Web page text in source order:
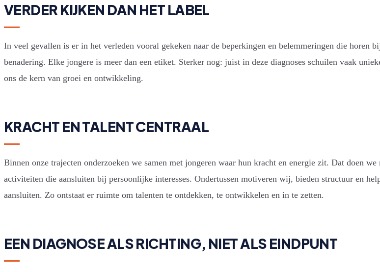
VERDER KIJKEN DAN HET LABEL
In veel gevallen is er in het verleden vooral gekeken naar de beperkingen en belemmeringen die horen
benadering. Elke jongere is meer dan een etiket. Sterker nog: juist in deze diagnoses schuilen vaak
ons de kern van groei en ontwikkeling.
KRACHT EN TALENT CENTRAAL
Binnen onze trajecten onderzoeken we samen met jongeren waar hun kracht en energie zit. Dat doen
activiteiten die aansluiten bij persoonlijke interesses. Ondertussen motiveren wij, bieden structuur en
aansluiten. Zo ontstaat er ruimte om talenten te ontdekken, te ontwikkelen en in te zetten.
EEN DIAGNOSE ALS RICHTING, NIET ALS EINDPUNT